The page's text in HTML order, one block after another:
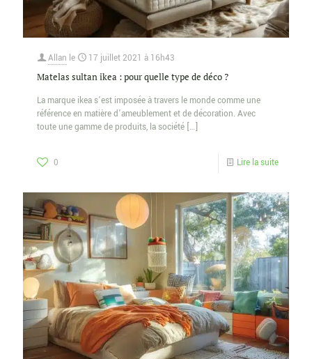
Allan le 17 juillet 2021 à 16h43
Matelas sultan ikea : pour quelle type de déco ?
La marque ikea s’est imposée à travers le monde comme une
référence en matière d’ameublement et de décoration. Avec
toute une gamme de produits, la société […]
0 Lire la suite